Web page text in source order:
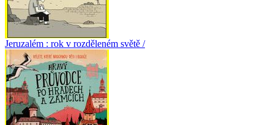
Jeruzalém : rok v rozděleném světě /